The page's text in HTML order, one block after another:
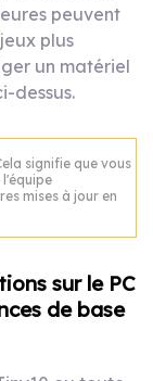
peuvent
plus
un matériel
dessus.
signifie que vous
mises à jour en
sur le PC
de base